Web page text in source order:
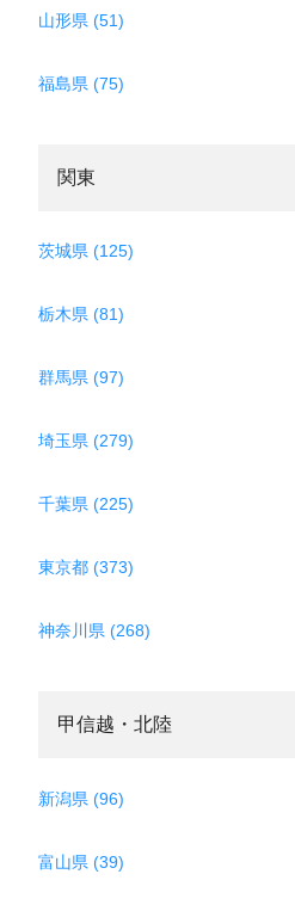
山形県 (51)
福島県 (75)
関東
茨城県 (125)
栃木県 (81)
群馬県 (97)
埼玉県 (279)
千葉県 (225)
東京都 (373)
神奈川県 (268)
甲信越・北陸
新潟県 (96)
富山県 (39)